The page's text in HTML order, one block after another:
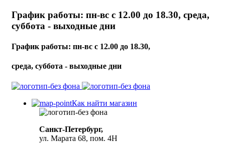
График работы: пн-вс с 12.00 до 18.30, среда,
суббота - выходные дни
График работы: пн-вс с 12.00 до 18.30,
среда, суббота - выходные дни
Как найти магазин
Санкт-Петербург,
ул. Марата 68, пом. 4Н